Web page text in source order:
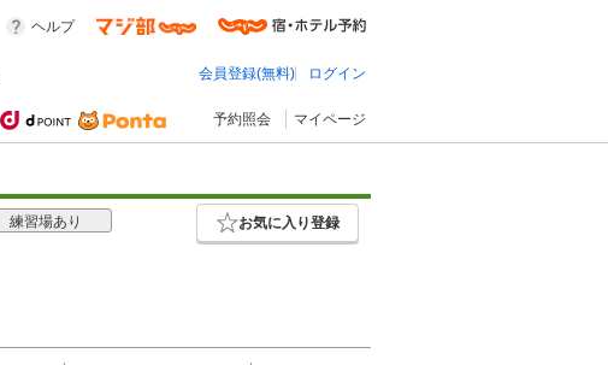
ヘルプ
会員登録(無料) ログイン
予約照会 マイページ
練習場あり お気に入り登録